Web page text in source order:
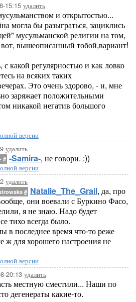
15:15 удалить
и открытостью...
могла бы разыграться, зациклись
мусульманской религии на том,
вот, вышеописанный тобой,вариант!
какой регулярностью и как ловко
на всяких таких
Это очень здорово, - и, мне
заряжает положительными
никакой негатив большого
версии
удалить
# -Samira-, не говори. :))
версии
удалить
# Natalie_The_Grail, да, про
они воевали с Буркино Фасо,
я не знаю. Надо будет
тихо всегда было.
в последнее время что-то реже
ж для хорошего настроения не
версии
20:13 удалить
местную сместили... Наши по
дегенераты какие-то.